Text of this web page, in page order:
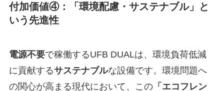
付加価値④： 「環境配慮・サステナブル」
と
いう先進性
電源不要で稼働するUFB DUALは、環境負荷低減
に貢献するサステナブルな設備です。環境問題へ
の関心が高まる現代において、この「エコフレン